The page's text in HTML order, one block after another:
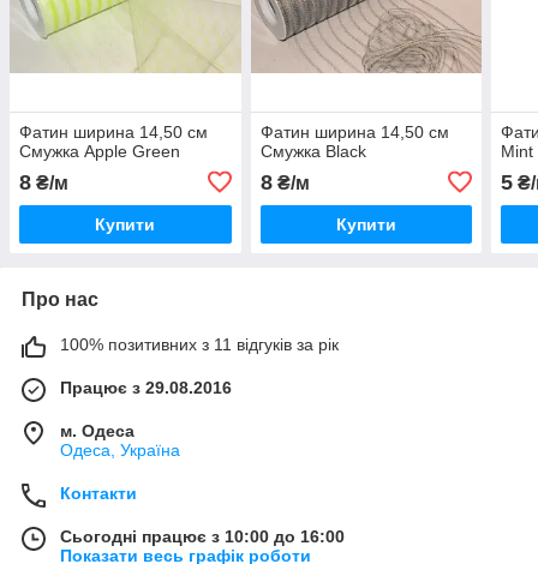
Фатин ширина 14,50 см
Смужка Apple Green
8 ₴/м
Купити
Фатин ширина 14,50 см
Смужка Black
8₴/м
Купити
5
Про нас
100% позитивних з 11 відгуків за рік
Працює з 29.08.2016
м. Одеса
Одеса, Україна
Контакти
Сьогодні працює з 10:00 до 16:00
Показати весь графік роботи